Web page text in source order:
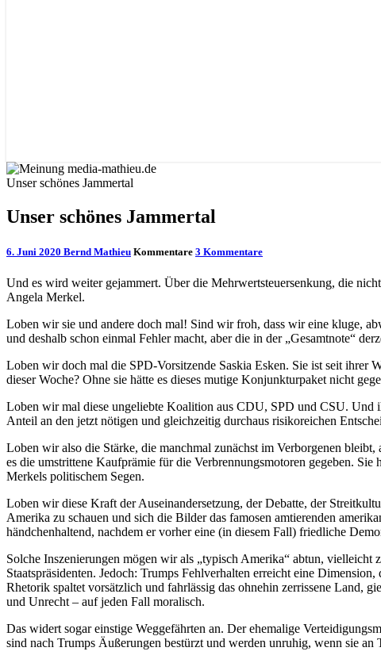
Unser schönes Jammertal
Unser schönes Jammertal
6. Juni 2020 Bernd Mathieu Kommentare 3 Kommentare
Und es wird weiter gejammert. Über die Mehrwertsteuersenkung, die
Angela Merkel.
Loben wir sie und andere doch mal! Sind wir froh, dass wir eine kluge,
und deshalb schon einmal Fehler macht, aber die in der „Gesamtnote“
Loben wir doch mal die SPD-Vorsitzende Saskia Esken. Sie ist seit ihrer
dieser Woche? Ohne sie hätte es dieses mutige Konjunkturpaket nicht
Loben wir mal diese ungeliebte Koalition aus CDU, SPD und CSU. Und
Anteil an den jetzt nötigen und gleichzeitig durchaus risikoreichen
Loben wir also die Stärke, die manchmal zunächst im Verborgenen
es die umstrittene Kaufprämie für die Verbrennungsmotoren gegeben.
Merkels politischem Segen.
Loben wir diese Kraft der Auseinandersetzung, der Debatte, der
Amerika zu schauen und sich die Bilder das famosen amtierenden
händchenhaltend, nachdem er vorher eine (in diesem Fall) friedliche
Solche Inszenierungen mögen wir als „typisch Amerika“ abtun,
Staatspräsidenten. Jedoch: Trumps Fehlverhalten erreicht eine
Rhetorik spaltet vorsätzlich und fahrlässig das ohnehin zerrissene Land,
und Unrecht – auf jeden Fall moralisch.
Das widert sogar einstige Weggefährten an. Der ehemalige
sind nach Trumps Äußerungen bestürzt und werden unruhig, wenn sie